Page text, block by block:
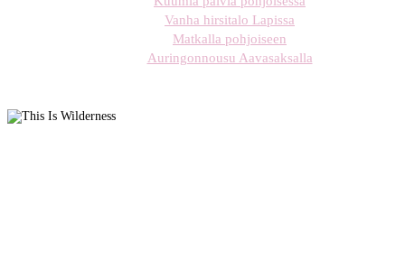
Vanha hirsitalo Lapissa
Matkalla pohjoiseen
Auringonnousu Aavasaksalla